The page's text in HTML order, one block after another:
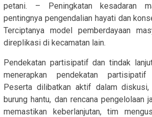
petani. – Peningkatan kesadaran
pentingnya pengendalian hayati dan
Terciptanya model pemberdayaan
direplikasi di kecamatan lain.
Pendekatan partisipatif dan tindak
menerapkan pendekatan
Peserta dilibatkan aktif dalam diskusi,
burung hantu, dan rencana pengelolaan
memastikan keberlanjutan, tim